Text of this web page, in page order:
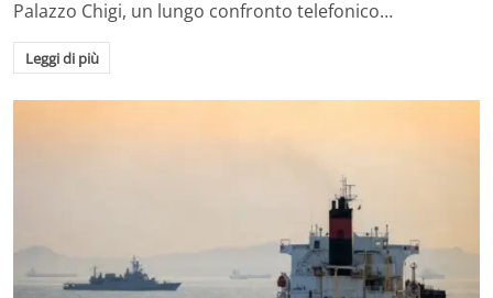
Palazzo Chigi, un lungo confronto telefonico…
Leggi di più